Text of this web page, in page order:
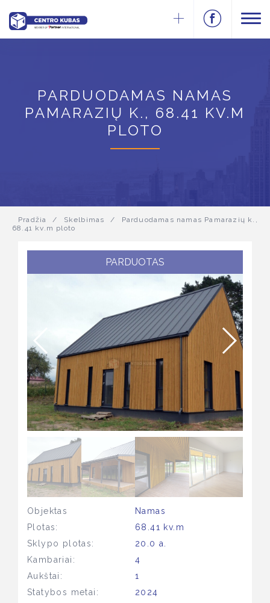
PARDUODAMAS NAMAS
PAMARAZIŲ K., 68.41 KV.M
PLOTO
Pradžia / Skelbimas /
Parduodamas namas Pamarazių k.,
68.41 kv.m ploto
PARDUOTAS
Objektas
Namas
Plotas:
68.41 kv.m
Sklypo plotas:
20.0 a.
Kambariai:
4
Aukštai:
1
Statybos metai:
2024